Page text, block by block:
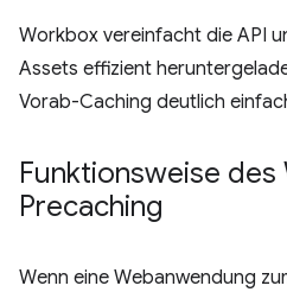
Workbox vereinfacht die API
Assets effizient
Vorab-Caching deutlich
Funktionsweise des
Precaching
Wenn eine Webanwendung